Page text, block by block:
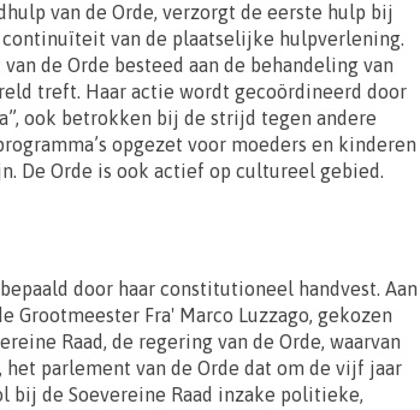
van de Orde, verzorgt de eerste hulp bij
van de plaatselijke hulpverlening.
de Orde besteed aan de behandeling van
treft. Haar actie wordt gecoördineerd door
ook betrokken bij de strijd tegen andere
opgezet voor moeders en kinderen
De Orde is ook actief op cultureel gebied.
door haar constitutioneel handvest. Aan
Grootmeester Fra' Marco Luzzago, gekozen
Raad, de regering van de Orde, waarvan
parlement van de Orde dat om de vijf jaar
bij de Soevereine Raad inzake politieke,